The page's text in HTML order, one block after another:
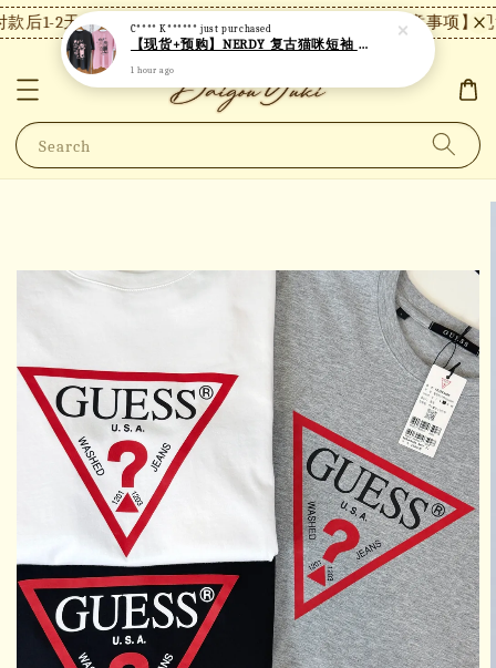
后1-2天内发货，24小时内未付款将自动取消。 【注意事项】现
Search
C**** K****** just purchased
【现货+预购】NERDY 复古猫咪短袖 N18
1 hour ago